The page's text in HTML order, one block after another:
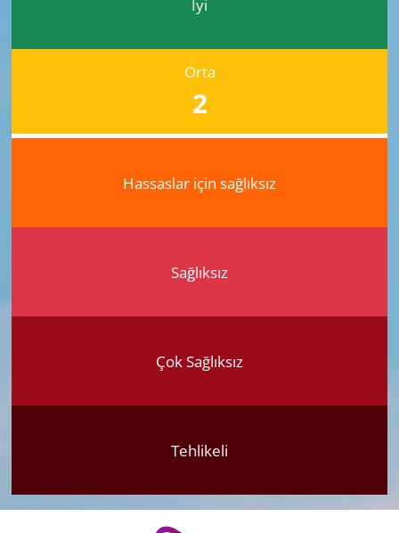
İyi
Orta
2
Hassaslar için sağlıksız
Sağlıksız
Çok Sağlıksız
Tehlikeli